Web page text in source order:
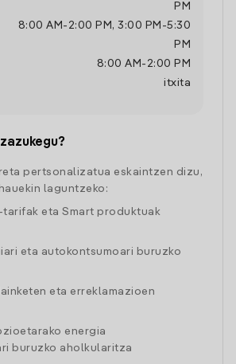
PM
8:00 AM - 2:00 PM , 3:00 PM -5:30
PM
8:00 AM - 2:00 PM
itxita
pertsonalizatua eskaintzen dizu,
laguntzeko:
eta Smart produktuak
eta autokontsumoari buruzko
eta erreklamazioen
energia
buruzko aholkularitza